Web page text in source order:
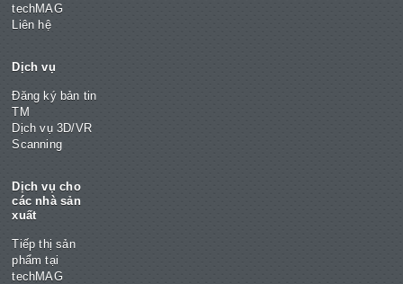
techMAG
Liên hệ
Dịch vụ
Đăng ký bản tin
TM
Dịch vụ 3D/VR
Scanning
Dịch vụ cho
các nhà sản
xuất
Tiếp thị sản
phẩm tại
techMAG